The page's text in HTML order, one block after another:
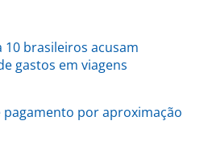
10 brasileiros acusam
gastos em viagens
pagamento por aproximação